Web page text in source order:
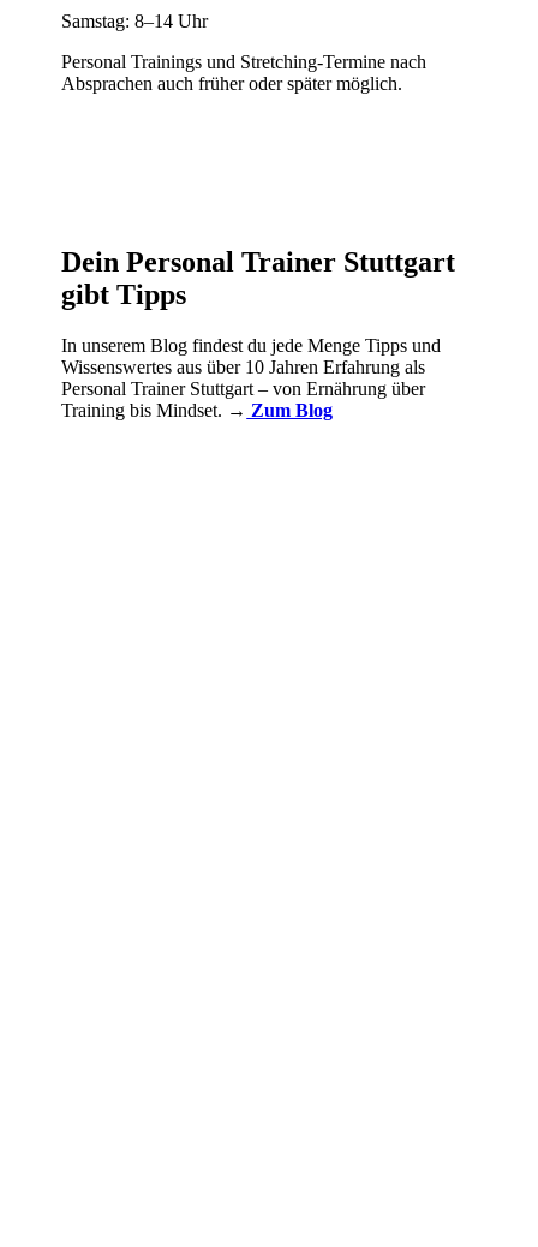
Samstag: 8–14 Uhr
Personal Trainings und Stretching-Termine nach
Absprachen auch früher oder später möglich.
Dein Personal Trainer Stuttgart
gibt Tipps
In unserem Blog findest du jede Menge Tipps und
Wissenswertes aus über 10 Jahren Erfahrung als
Personal Trainer Stuttgart – von Ernährung über
Training bis Mindset. → Zum Blog